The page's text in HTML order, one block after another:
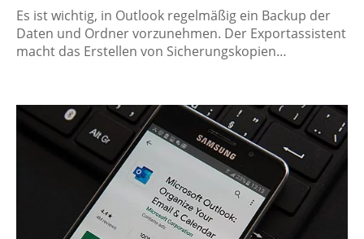
Es ist wichtig, in Outlook regelmäßig ein Backup der
Daten und Ordner vorzunehmen. Der Exportassistent
macht das Erstellen von Sicherungskopien…